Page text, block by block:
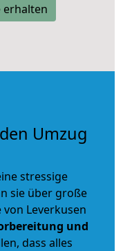
erhalten
Umzug
stressige
sie über große
Leverkusen
und
dass alles